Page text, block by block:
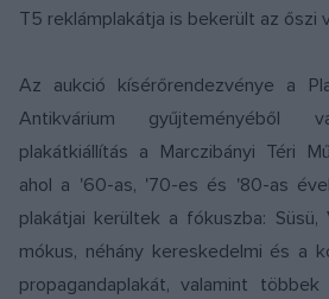
T5 reklámplakátja is bekerült az őszi
Az aukció kísérőrendezvénye a
Antikvárium gyűjteményéből
plakátkiállítás a Marczibányi Téri
ahol a '60-as, '70-es és '80-as
plakátjai kerültek a fókuszba: Süsü,
mókus, néhány kereskedelmi és a
propagandaplakát, valamint